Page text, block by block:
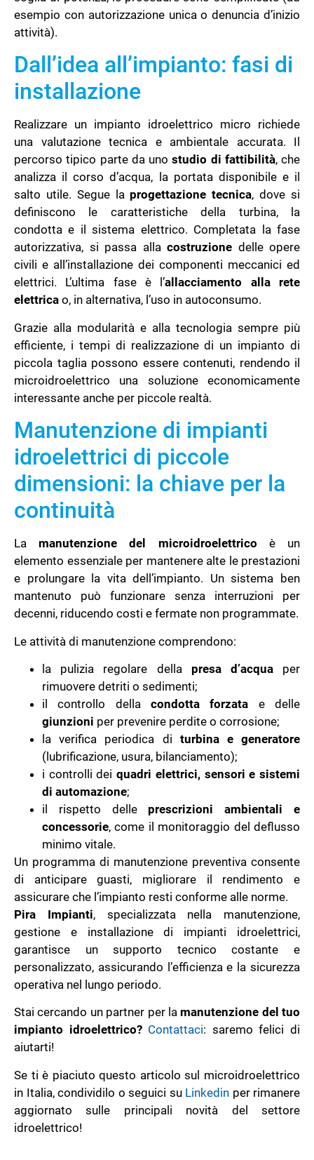
esempio con autorizzazione unica o denuncia d’inizio
attività).
Dall’idea all’impianto: fasi di
installazione
Realizzare un impianto idroelettrico micro richiede
una valutazione tecnica e ambientale accurata. Il
percorso tipico parte da unostudio di fattibilità, che
analizza il corso d’acqua, la portata disponibile e il
salto utile. Segue la progettazione tecnica, dove si
definiscono le caratteristiche della turbina, la
condotta e il sistema elettrico. Completata la fase
autorizzativa, si passa alla costruzione delle opere
civili e all’installazione dei componenti meccanici ed
elettrici. L’ultima fase è l’allacciamento alla rete
elettrica o, in alternativa, l’uso in autoconsumo.
Grazie alla modularità e alla tecnologia sempre più
efficiente, i tempi di realizzazione di un impianto di
piccola taglia possono essere contenuti, rendendo il
microidroelettrico una soluzione economicamente
interessante anche per piccole realtà.
Manutenzione di impianti
idroelettrici di piccole
dimensioni: la chiave per la
continuità
La manutenzione del microidroelettrico è un
elemento essenziale per mantenere alte le prestazioni
e prolungare la vita dell’impianto. Un sistema ben
mantenuto può funzionare senza interruzioni per
decenni, riducendo costi e fermate non programmate.
Le attività di manutenzione comprendono:
la pulizia regolare della presa d’acquaper
rimuovere detriti o sedimenti;
il controllo della condotta forzata e delle
giunzioni per prevenire perdite o corrosione;
la verifica periodica di turbina e generatore
(lubrificazione, usura, bilanciamento);
i controlli deiquadri elettrici, sensori e sistemi
di automazione;
il rispetto delle prescrizioni ambientali e
concessorie, come il monitoraggio del deflusso
minimo vitale.
Un programma di manutenzione preventiva consente
di anticipare guasti, migliorare il rendimento e
assicurare che l’impianto resti conforme alle norme.
Pira Impianti, specializzata nella manutenzione,
gestione e installazione di impianti idroelettrici,
garantisce un supporto tecnico costante e
personalizzato, assicurando l’efficienza e la sicurezza
operativa nel lungo periodo.
Stai cercando un partner per la manutenzione del tuo
impianto idroelettrico? Contattaci: saremo felici di
aiutarti!
Se ti è piaciuto questo articolo sul microidroelettrico
in Italia, condividilo o seguici su Linkedin per rimanere
aggiornato sulle principali novità del settore
idroelettrico!